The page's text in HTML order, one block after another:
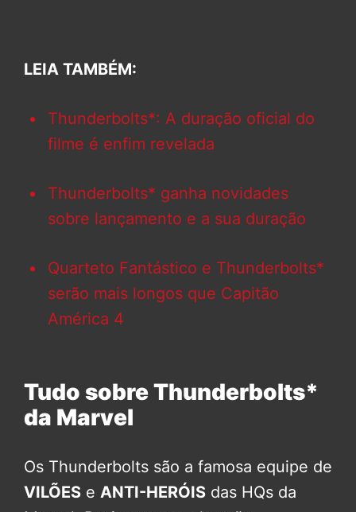
LEIA TAMBÉM:
Thunderbolts*: A duração oficial do
filme é enfim revelada
Thunderbolts* ganha novidades
sobre lançamento e a sua duração
Quarteto Fantástico e Thunderbolts*
serão mais longos que Capitão
América 4
Tudo sobre Thunderbolts*
da Marvel
Os Thunderbolts são a famosa equipe de
VILÕES e ANTI-HERÓIS das HQs da